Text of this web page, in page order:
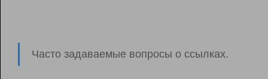
Часто задаваемые вопросы о ссылках.